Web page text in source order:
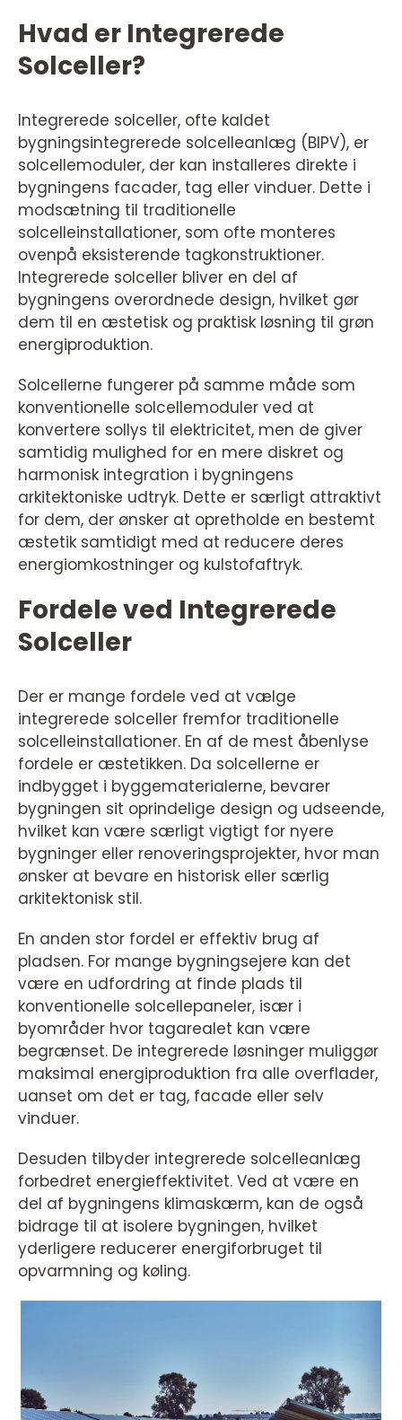
Hvad er Integrerede
Solceller?
Integrerede solceller, ofte kaldet
bygningsintegrerede solcelleanlæg (BIPV), er
solcellemoduler, der kan installeres direkte i
bygningens facader, tag eller vinduer. Dette i
modsætning til traditionelle
solcelleinstallationer, som ofte monteres
ovenpå eksisterende tagkonstruktioner.
Integrerede solceller bliver en del af
bygningens overordnede design, hvilket gør
dem til en æstetisk og praktisk løsning til grøn
energiproduktion.
Solcellerne fungerer på samme måde som
konventionelle solcellemoduler ved at
konvertere sollys til elektricitet, men de giver
samtidig mulighed for en mere diskret og
harmonisk integration i bygningens
arkitektoniske udtryk. Dette er særligt attraktivt
for dem, der ønsker at opretholde en bestemt
æstetik samtidigt med at reducere deres
energiomkostninger og kulstofaftryk.
Fordele ved Integrerede
Solceller
Der er mange fordele ved at vælge
integrerede solceller fremfor traditionelle
solcelleinstallationer. En af de mest åbenlyse
fordele er æstetikken. Da solcellerne er
indbygget i byggematerialerne, bevarer
bygningen sit oprindelige design og udseende,
hvilket kan være særligt vigtigt for nyere
bygninger eller renoveringsprojekter, hvor man
ønsker at bevare en historisk eller særlig
arkitektonisk stil.
En anden stor fordel er effektiv brug af
pladsen. For mange bygningsejere kan det
være en udfordring at finde plads til
konventionelle solcellepaneler, især i
byområder hvor tagarealet kan være
begrænset. De integrerede løsninger muliggør
maksimal energiproduktion fra alle overflader,
uanset om det er tag, facade eller selv
vinduer.
Desuden tilbyder integrerede solcelleanlæg
forbedret energieffektivitet. Ved at være en
del af bygningens klimaskærm, kan de også
bidrage til at isolere bygningen, hvilket
yderligere reducerer energiforbruget til
opvarmning og køling.